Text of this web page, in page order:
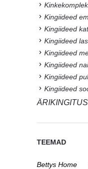
Kingiideed
Kingiideed
Kingiideed
Kingiideed
Kingiideed
Kingiideed
Kingiideed
TEEMAD
Bettys Home